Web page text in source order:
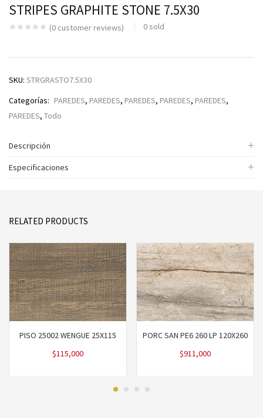
STRIPES GRAPHITE STONE 7.5X30
(0 customer reviews) 0 sold
SKU: STRGRASTO7.5X30
Categorías: PAREDES, PAREDES, PAREDES, PAREDES, PAREDES,
PAREDES, Todo
Descripción
Especificaciones
RELATED PRODUCTS
PISO 25002 WENGUE 25X115
$115,000
PORC SAN PE6 260 LP 120X260
$911,000